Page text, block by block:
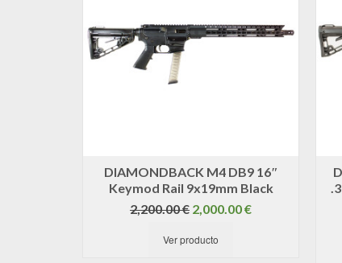
DIAMONDBACK M4 DB9 16″
Keymod Rail 9x19mm Black
2,200.00€ El
original
2,000.00€El
Ver producto